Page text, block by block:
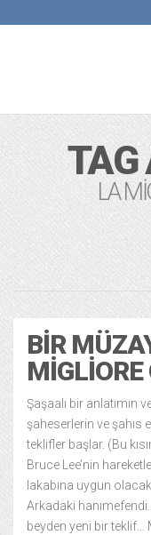
TAG
LA
BIR
MIGLIORE
Şaşaalı bir anlatımın
şaheserlerin ve şahıs
teklifler başlar. (Bu
Bruce Lee’nin
lakabına uygun
Arkadaki
beyden yeni bir teklif…